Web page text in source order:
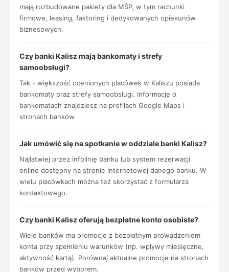
mają rozbudowane pakiety dla MŚP, w tym rachunki
firmowe, leasing, faktoring i dedykowanych opiekunów
biznesowych.
Czy banki Kalisz mają bankomaty i strefy
samoobsługi?
Tak - większość ocenionych placówek w Kaliszu posiada
bankomaty oraz strefy samoobsługi. Informację o
bankomatach znajdziesz na profilach Google Maps i
stronach banków.
Jak umówić się na spotkanie w oddziale banki Kalisz?
Najłatwiej przez infolinię banku lub system rezerwacji
online dostępny na stronie internetowej danego banku. W
wielu placówkach można też skorzystać z formularza
kontaktowego.
Czy banki Kalisz oferują bezpłatne konto osobiste?
Wiele banków ma promocje z bezpłatnym prowadzeniem
konta przy spełnieniu warunków (np. wpływy miesięczne,
aktywność kartą). Porównaj aktualne promocje na stronach
banków przed wyborem.